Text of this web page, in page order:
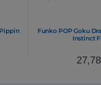
Funko POP Goku
Instinct
27,78